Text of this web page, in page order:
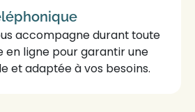
accompagne durant toute
ligne pour garantir une
et adaptée à vos besoins.